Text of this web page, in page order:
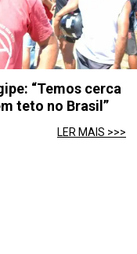
“Temos cerca
teto no Brasil”
LER MAIS >>>